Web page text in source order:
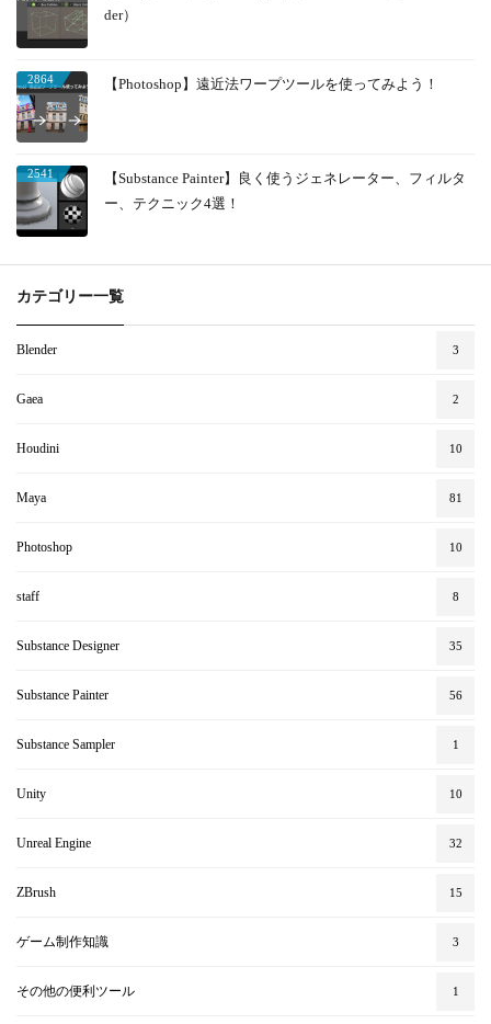
der）
2864 【Photoshop】遠近法ワープツールを使ってみよう！
2541
【Substance Painter】良く使うジェネレーター、フィルタ
ー、テクニック4選！
カテゴリー一覧
Blender 3
Gaea 2
Houdini 10
Maya 81
Photoshop 10
staff 8
Substance Designer 35
Substance Painter 56
Substance Sampler 1
Unity 10
Unreal Engine 32
ZBrush 15
ゲーム制作知識 3
その他の便利ツール 1